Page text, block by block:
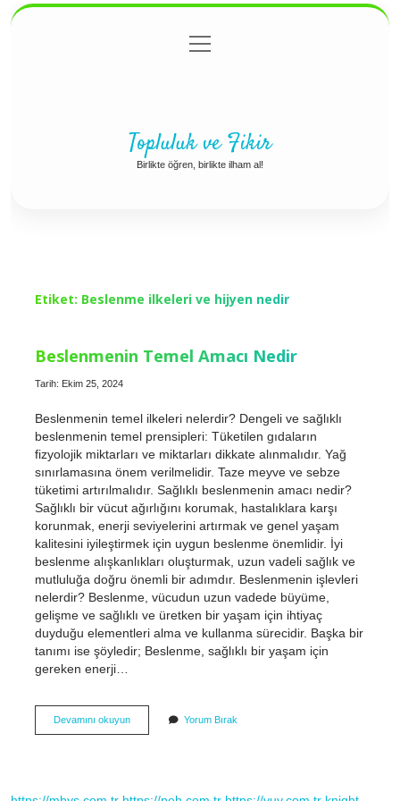
Gizlilik Politikası
menüyü
aç
Topluluk ve Fikir
Birlikte öğren, birlikte ilham al!
Etiket: Beslenme ilkeleri ve hijyen nedir
Beslenmenin Temel Amacı Nedir
Tarih: Ekim 25, 2024
Beslenmenin temel ilkeleri nelerdir? Dengeli ve sağlıklı
beslenmenin temel prensipleri: Tüketilen gıdaların
fizyolojik miktarları ve miktarları dikkate alınmalıdır. Yağ
sınırlamasına önem verilmelidir. Taze meyve ve sebze
tüketimi artırılmalıdır. Sağlıklı beslenmenin amacı nedir?
Sağlıklı bir vücut ağırlığını korumak, hastalıklara karşı
korunmak, enerji seviyelerini artırmak ve genel yaşam
kalitesini iyileştirmek için uygun beslenme önemlidir. İyi
beslenme alışkanlıkları oluşturmak, uzun vadeli sağlık ve
mutluluğa doğru önemli bir adımdır. Beslenmenin işlevleri
nelerdir? Beslenme, vücudun uzun vadede büyüme,
gelişme ve sağlıklı ve üretken bir yaşam için ihtiyaç
duyduğu elementleri alma ve kullanma sürecidir. Başka bir
tanımı ise şöyledir; Beslenme, sağlıklı bir yaşam için
gereken enerji…
Devamını okuyunBeslenmenin
Temel
Yorum Bırak